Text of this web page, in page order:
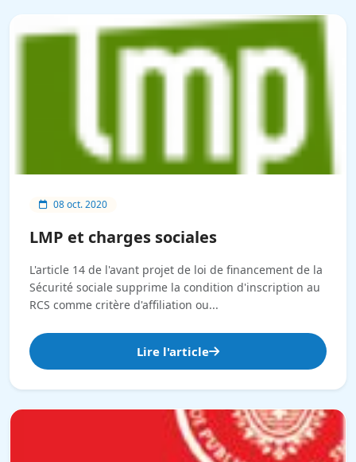
08 oct. 2020
LMP et charges sociales
L'article 14 de l'avant projet de loi de financement de la
Sécurité sociale supprime la condition d'inscription au
RCS comme critère d'affiliation ou...
Lire l'article